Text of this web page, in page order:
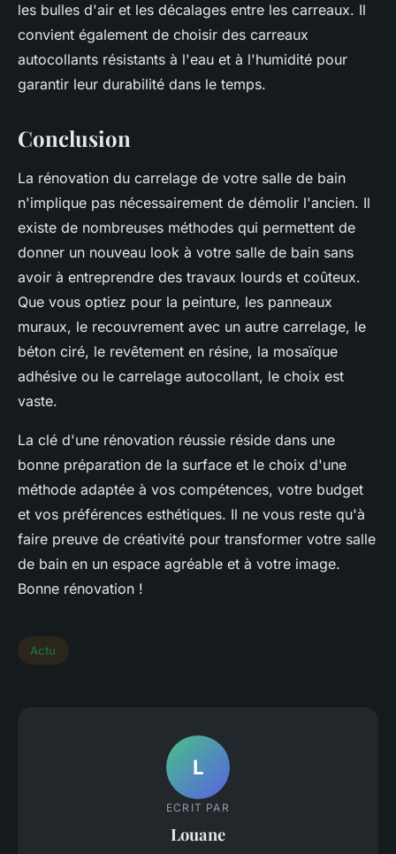
les bulles d'air et les décalages entre les carreaux. Il
convient également de choisir des carreaux
autocollants résistants à l'eau et à l'humidité pour
garantir leur durabilité dans le temps.
Conclusion
La rénovation du carrelage de votre salle de bain
n'implique pas nécessairement de démolir l'ancien. Il
existe de nombreuses méthodes qui permettent de
donner un nouveau look à votre salle de bain sans
avoir à entreprendre des travaux lourds et coûteux.
Que vous optiez pour la peinture, les panneaux
muraux, le recouvrement avec un autre carrelage, le
béton ciré, le revêtement en résine, la mosaïque
adhésive ou le carrelage autocollant, le choix est
vaste.
La clé d'une rénovation réussie réside dans une
bonne préparation de la surface et le choix d'une
méthode adaptée à vos compétences, votre budget
et vos préférences esthétiques. Il ne vous reste qu'à
faire preuve de créativité pour transformer votre salle
de bain en un espace agréable et à votre image.
Bonne rénovation !
Actu
L
ECRIT PAR
Louane